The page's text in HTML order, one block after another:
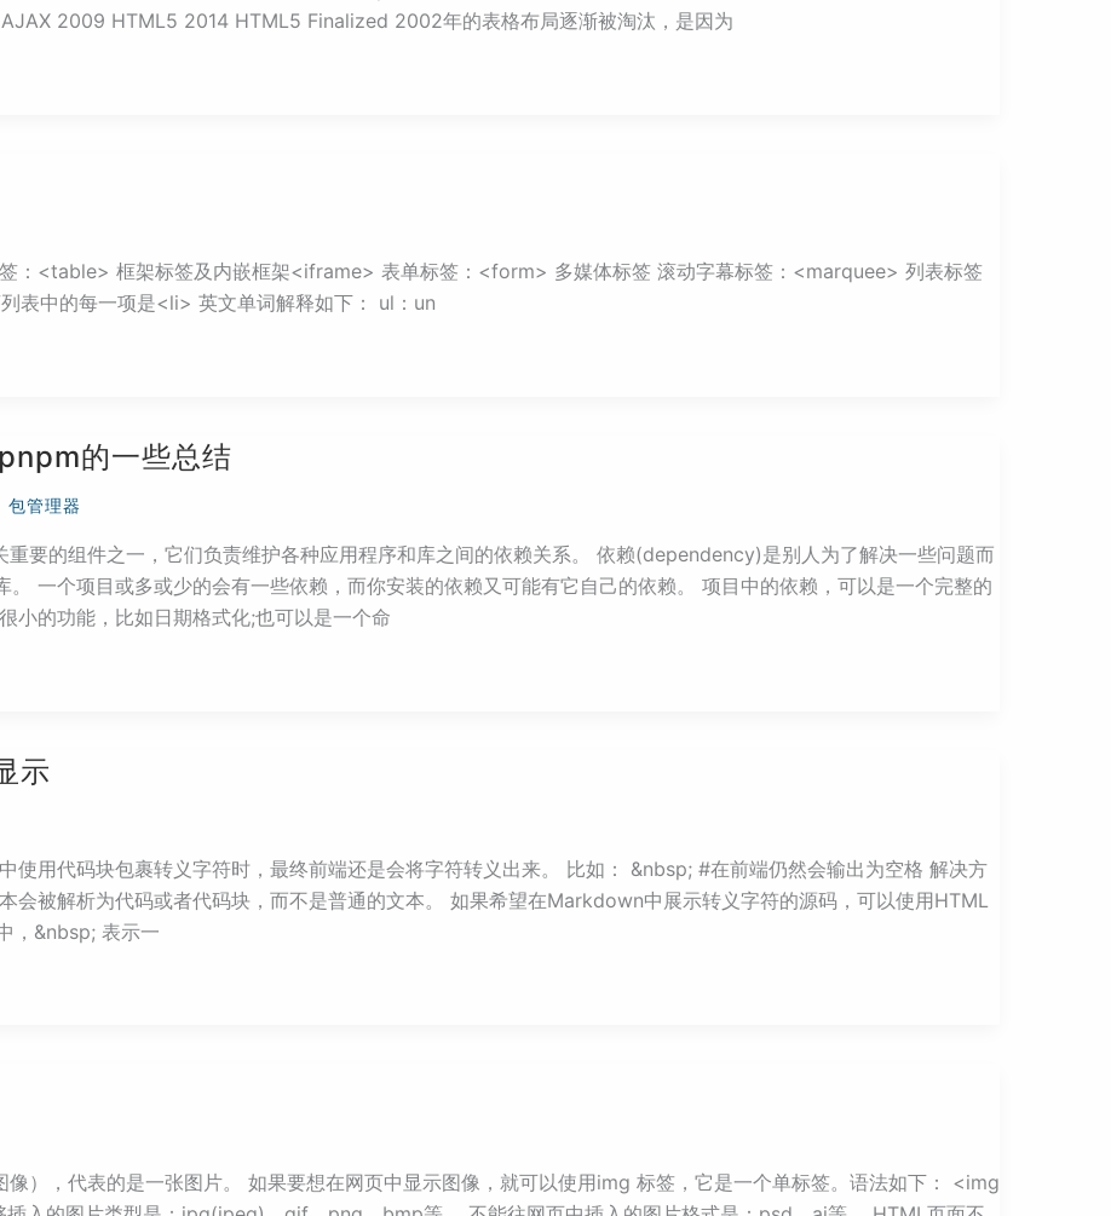
2009 HTML5 2014 HTML5 Finalized 2002年的表格布局逐渐被淘汰，是因为
：<table> 框架标签及内嵌框架<iframe> 表单标签：<form> 多媒体标签 滚动字幕标签：<marquee> 列表标签
表中的每一项是<li> 英文单词解释如下： ul：un
的一些总结
包管理器
要的组件之一，它们负责维护各种应用程序和库之间的依赖关系。 依赖(dependency)是别人为了解决一些问题而
一个项目或多或少的会有一些依赖，而你安装的依赖又可能有它自己的依赖。 项目中的依赖，可以是一个完整的
小的功能，比如日期格式化;也可以是一个命
示
使用代码块包裹转义字符时，最终前端还是会将字符转义出来。 比如： &nbsp; #在前端仍然会输出为空格 解决方
会被解析为代码或者代码块，而不是普通的文本。 如果希望在Markdown中展示转义字符的源码，可以使用HTML
，&nbsp; 表示一
），代表的是一张图片。 如果要想在网页中显示图像，就可以使用img 标签，它是一个单标签。语法如下： <img